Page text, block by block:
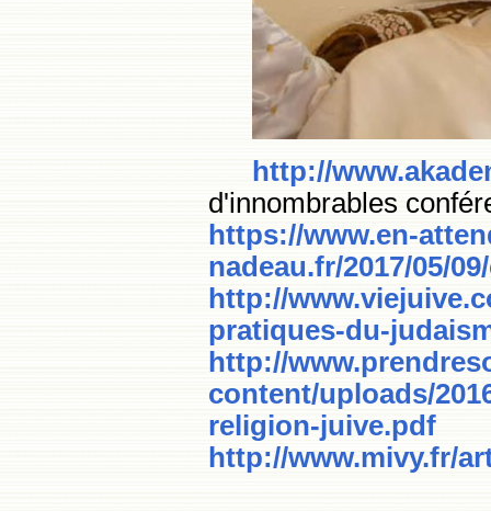
http://
d'innombrables
https://www.en-
nadeau.fr/2017/05/
http://
pratiques-du-
http://
content/uploads/
religion-juive.pdf
http://www.mivy.fr/